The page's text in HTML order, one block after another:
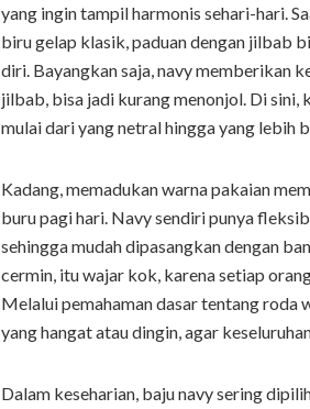
yang ingin tampil harmonis sehari-hari.
biru gelap klasik, paduan dengan jilbab
diri. Bayangkan saja, navy memberikan
jilbab, bisa jadi kurang menonjol. Di sini,
mulai dari yang netral hingga yang lebih
Kadang, memadukan warna pakaian
buru pagi hari. Navy sendiri punya
sehingga mudah dipasangkan dengan
cermin, itu wajar kok, karena setiap
Melalui pemahaman dasar tentang roda
yang hangat atau dingin, agar
Dalam keseharian, baju navy sering